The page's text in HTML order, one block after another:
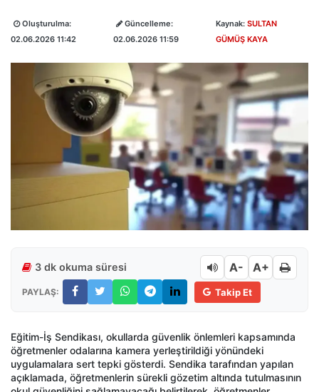
Oluşturulma:
02.06.2026 11:42
Güncelleme:
02.06.2026 11:59
Kaynak:SULTAN
GÜMÜŞ KAYA
3 dk okuma süresi A- A+
PAYLAŞ: Takip Et
Eğitim-İş Sendikası, okullarda güvenlik önlemleri kapsamında
öğretmenler odalarına kamera yerleştirildiği yönündeki
uygulamalara sert tepki gösterdi. Sendika tarafından yapılan
açıklamada, öğretmenlerin sürekli gözetim altında tutulmasının